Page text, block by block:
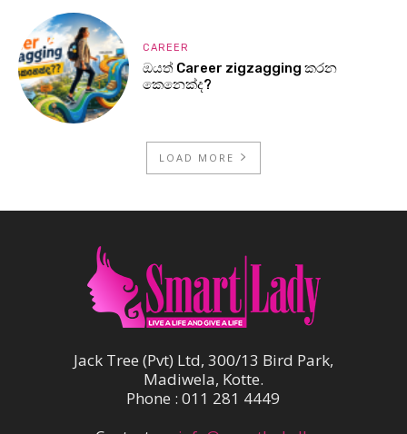
CAREER
ඔයත් Career zigzagging කරන
කෙනෙක්ද?
LOAD MORE
Jack Tree (Pvt) Ltd, 300/13 Bird Park,
Madiwela, Kotte.
Phone : 011 281 4449